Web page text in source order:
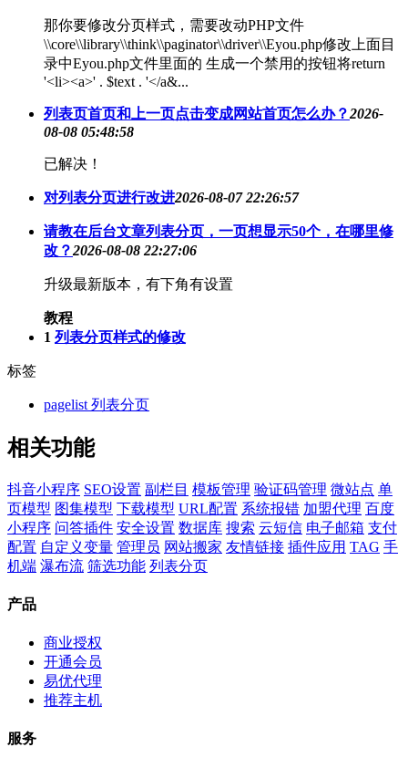
那你要修改分页样式，需要改动PHP文件
\\core\\library\\think\\paginator\\driver\\Eyou.php修改上面目
录中Eyou.php文件里面的 生成一个禁用的按钮将return
'<li><a>' . $text . '</a&...
列表页首页和上一页点击变成网站首页怎么办？2026-
08-08 05:48:58
已解决！
对列表分页进行改进2026-08-07 22:26:57
请教在后台文章列表分页，一页想显示50个，在哪里修
改？2026-08-08 22:27:06
升级最新版本，有下角有设置
教程
1 列表分页样式的修改
标签
pagelist 列表分页
相关功能
抖音小程序 SEO设置 副栏目 模板管理 验证码管理 微站点 单
页模型 图集模型 下载模型 URL配置 系统报错 加盟代理 百度
小程序 问答插件 安全设置 数据库 搜索 云短信 电子邮箱 支付
配置 自定义变量 管理员 网站搬家 友情链接 插件应用 TAG 手
机端 瀑布流 筛选功能 列表分页
产品
商业授权
开通会员
易优代理
推荐主机
服务